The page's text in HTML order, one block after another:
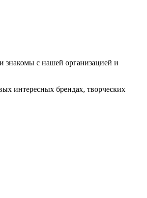
знакомы с нашей организацией и
интересных брендах, творческих